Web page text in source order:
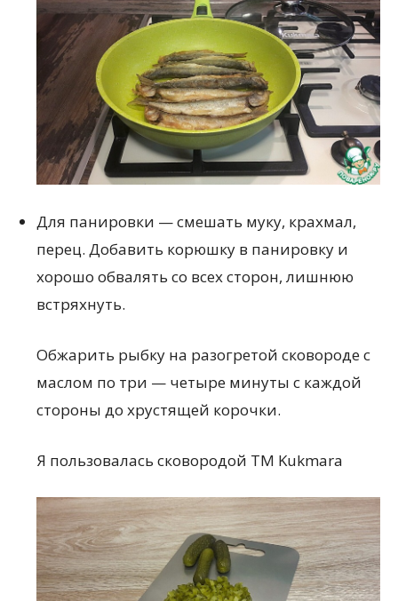
Для панировки — смешать муку, крахмал,
перец. Добавить корюшку в панировку и
хорошо обвалять со всех сторон, лишнюю
встряхнуть.
Обжарить рыбку на разогретой сковороде с
маслом по три — четыре минуты с каждой
стороны до хрустящей корочки.
Я пользовалась сковородой ТМ Kukmara